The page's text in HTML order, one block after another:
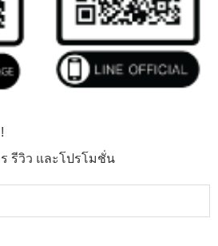
รีวิว และโปรโมชั่น